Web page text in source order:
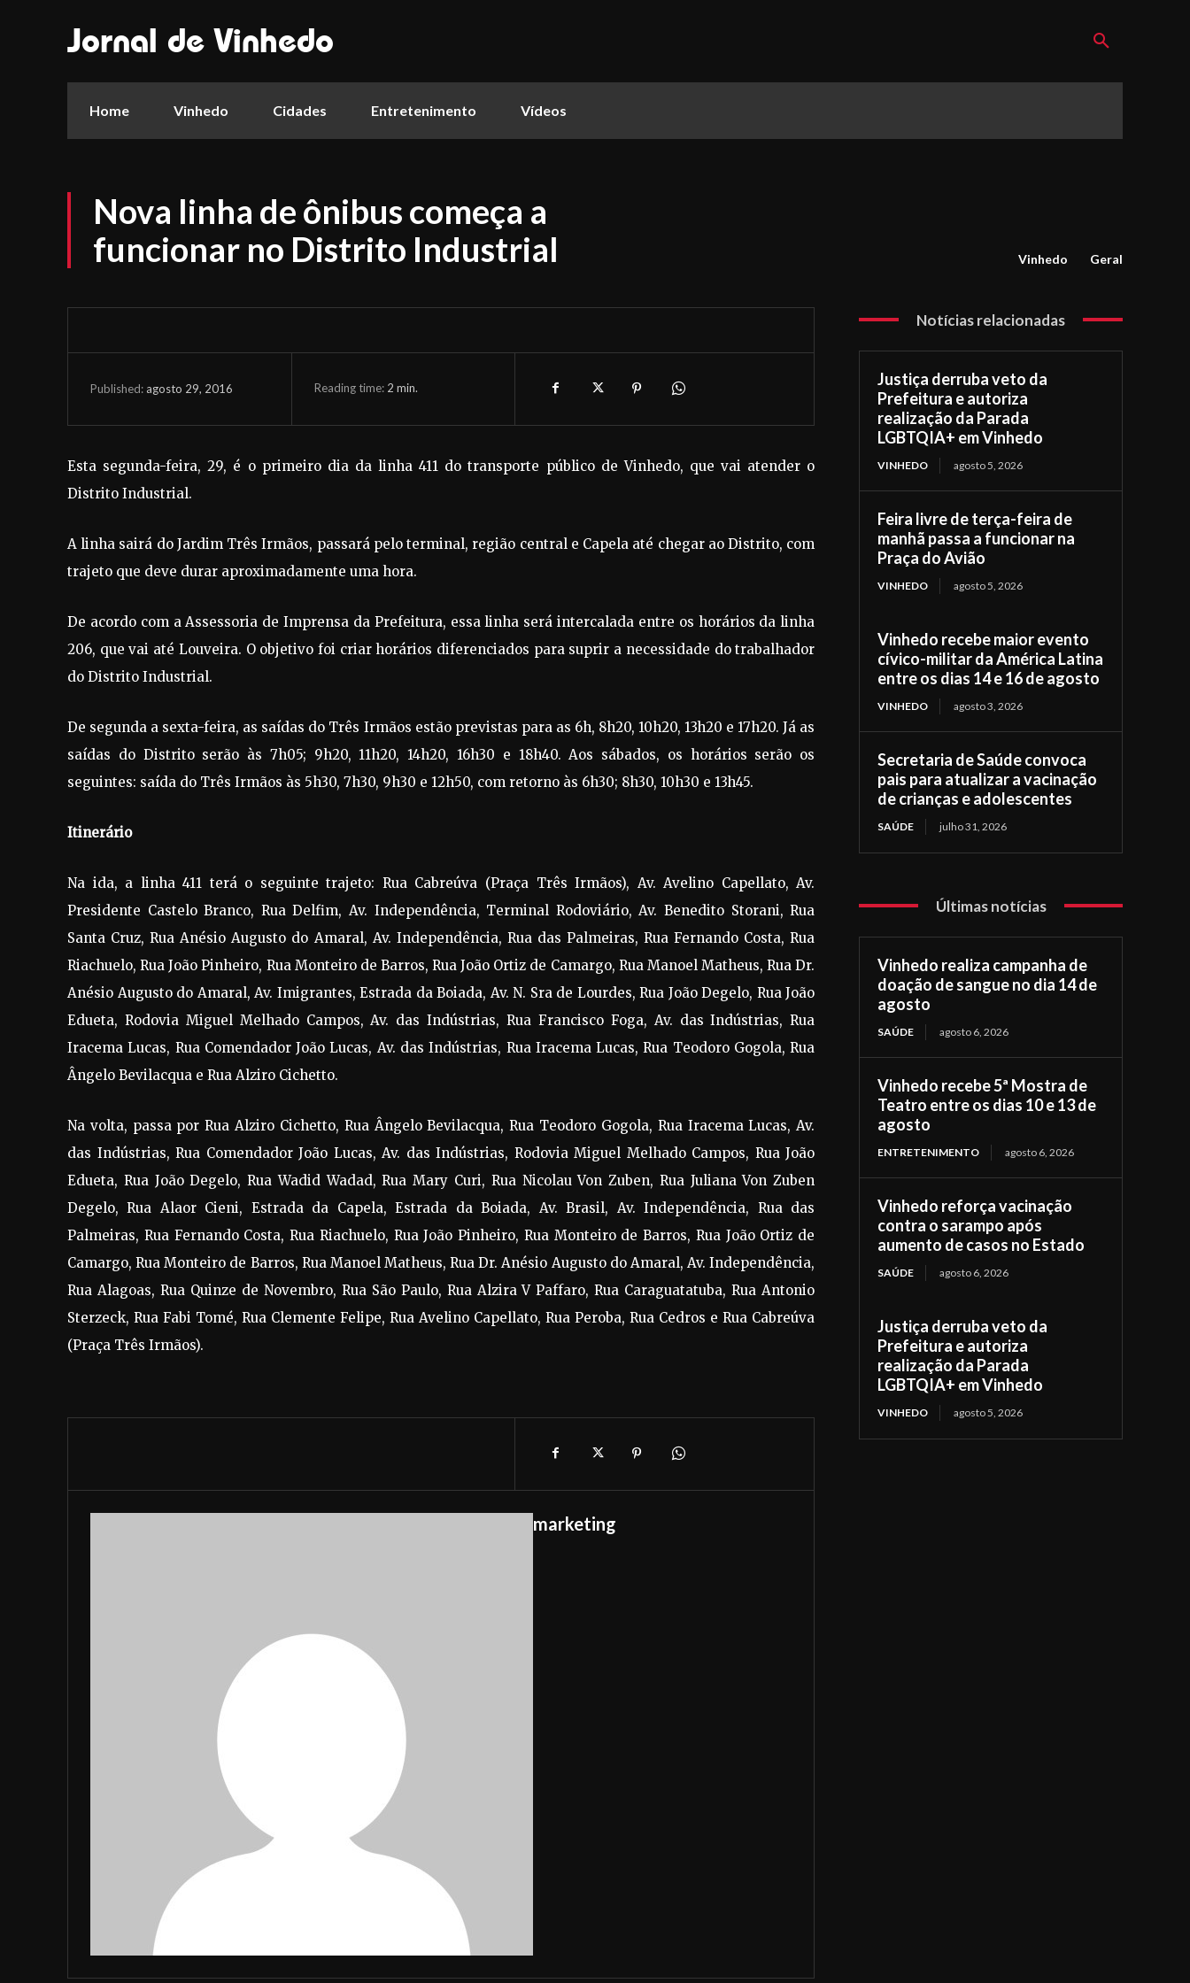
Jornal de Vinhedo
Home Vinhedo Cidades Entretenimento Vídeos
Nova linha de ônibus começa a
funcionar no Distrito Industrial
Vinhedo Geral
Published: agosto 29, 2016 Reading time: 2 min.
Esta segunda-feira, 29, é o primeiro dia da linha 411 do transporte público de Vinhedo, que vai atender o
Distrito Industrial.
A linha sairá do Jardim Três Irmãos, passará pelo terminal, região central e Capela até chegar ao Distrito, com
trajeto que deve durar aproximadamente uma hora.
De acordo com a Assessoria de Imprensa da Prefeitura, essa linha será intercalada entre os horários da linha
206, que vai até Louveira. O objetivo foi criar horários diferenciados para suprir a necessidade do trabalhador
do Distrito Industrial.
De segunda a sexta-feira, as saídas do Três Irmãos estão previstas para as 6h, 8h20, 10h20, 13h20 e 17h20. Já as
saídas do Distrito serão às 7h05; 9h20, 11h20, 14h20, 16h30 e 18h40. Aos sábados, os horários serão os
seguintes: saída do Três Irmãos às 5h30, 7h30, 9h30 e 12h50, com retorno às 6h30; 8h30, 10h30 e 13h45.
Itinerário
Na ida, a linha 411 terá o seguinte trajeto: Rua Cabreúva (Praça Três Irmãos), Av. Avelino Capellato, Av.
Presidente Castelo Branco, Rua Delfim, Av. Independência, Terminal Rodoviário, Av. Benedito Storani, Rua
Santa Cruz, Rua Anésio Augusto do Amaral, Av. Independência, Rua das Palmeiras, Rua Fernando Costa, Rua
Riachuelo, Rua João Pinheiro, Rua Monteiro de Barros, Rua João Ortiz de Camargo, Rua Manoel Matheus, Rua Dr.
Anésio Augusto do Amaral, Av. Imigrantes, Estrada da Boiada, Av. N. Sra de Lourdes, Rua João Degelo, Rua João
Edueta, Rodovia Miguel Melhado Campos, Av. das Indústrias, Rua Francisco Foga, Av. das Indústrias, Rua
Iracema Lucas, Rua Comendador João Lucas, Av. das Indústrias, Rua Iracema Lucas, Rua Teodoro Gogola, Rua
Ângelo Bevilacqua e Rua Alziro Cichetto.
Na volta, passa por Rua Alziro Cichetto, Rua Ângelo Bevilacqua, Rua Teodoro Gogola, Rua Iracema Lucas, Av.
das Indústrias, Rua Comendador João Lucas, Av. das Indústrias, Rodovia Miguel Melhado Campos, Rua João
Edueta, Rua João Degelo, Rua Wadid Wadad, Rua Mary Curi, Rua Nicolau Von Zuben, Rua Juliana Von Zuben
Degelo, Rua Alaor Cieni, Estrada da Capela, Estrada da Boiada, Av. Brasil, Av. Independência, Rua das
Palmeiras, Rua Fernando Costa, Rua Riachuelo, Rua João Pinheiro, Rua Monteiro de Barros, Rua João Ortiz de
Camargo, Rua Monteiro de Barros, Rua Manoel Matheus, Rua Dr. Anésio Augusto do Amaral, Av. Independência,
Rua Alagoas, Rua Quinze de Novembro, Rua São Paulo, Rua Alzira V Paffaro, Rua Caraguatatuba, Rua Antonio
Sterzeck, Rua Fabi Tomé, Rua Clemente Felipe, Rua Avelino Capellato, Rua Peroba, Rua Cedros e Rua Cabreúva
(Praça Três Irmãos).
marketing
Notícias relacionadas
Justiça derruba veto da
Prefeitura e autoriza
realização da Parada
LGBTQIA+ em Vinhedo
VINHEDO agosto 5, 2026
Feira livre de terça-feira de
manhã passa a funcionar na
Praça do Avião
VINHEDO agosto 5, 2026
Vinhedo recebe maior evento
cívico-militar da América Latina
entre os dias 14 e 16 de agosto
VINHEDO agosto 3, 2026
Secretaria de Saúde convoca
pais para atualizar a vacinação
de crianças e adolescentes
SAÚDE julho 31, 2026
Últimas notícias
Vinhedo realiza campanha de
doação de sangue no dia 14 de
agosto
SAÚDE agosto 6, 2026
Vinhedo recebe 5ª Mostra de
Teatro entre os dias 10 e 13 de
agosto
ENTRETENIMENTO agosto 6, 2026
Vinhedo reforça vacinação
contra o sarampo após
aumento de casos no Estado
SAÚDE agosto 6, 2026
Justiça derruba veto da
Prefeitura e autoriza
realização da Parada
LGBTQIA+ em Vinhedo
VINHEDO agosto 5, 2026